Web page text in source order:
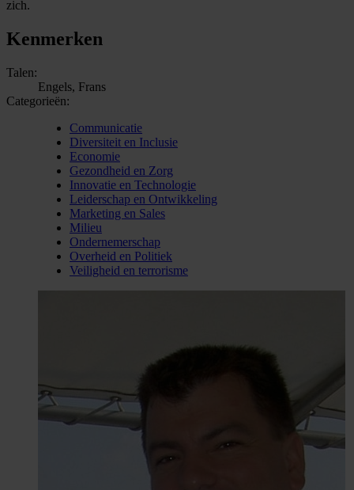
zich.
Kenmerken
Talen:
Engels, Frans
Categorieën:
Communicatie
Diversiteit en Inclusie
Economie
Gezondheid en Zorg
Innovatie en Technologie
Leiderschap en Ontwikkeling
Marketing en Sales
Milieu
Ondernemerschap
Overheid en Politiek
Veiligheid en terrorisme